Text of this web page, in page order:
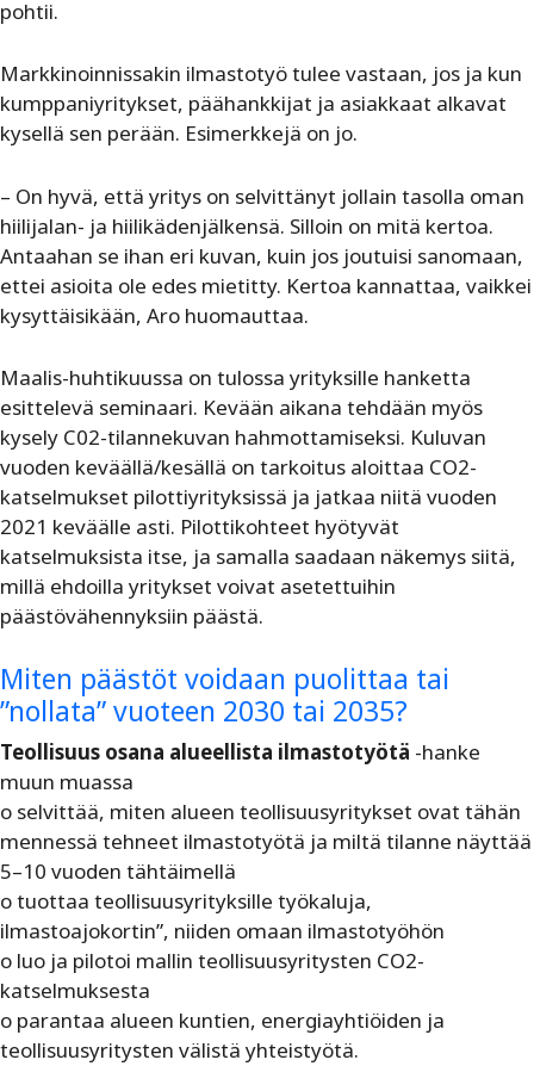
pohtii.
Markkinoinnissakin ilmastotyö tulee vastaan, jos ja kun
kumppaniyritykset, päähankkijat ja asiakkaat alkavat
kysellä sen perään. Esimerkkejä on jo.
– On hyvä, että yritys on selvittänyt jollain tasolla oman
hiilijalan- ja hiilikädenjälkensä. Silloin on mitä kertoa.
Antaahan se ihan eri kuvan, kuin jos joutuisi sanomaan,
ettei asioita ole edes mietitty. Kertoa kannattaa, vaikkei
kysyttäisikään, Aro huomauttaa.
Maalis-huhtikuussa on tulossa yrityksille hanketta
esittelevä seminaari. Kevään aikana tehdään myös
kysely C02-tilannekuvan hahmottamiseksi. Kuluvan
vuoden keväällä/kesällä on tarkoitus aloittaa CO2-
katselmukset pilottiyrityksissä ja jatkaa niitä vuoden
2021 keväälle asti. Pilottikohteet hyötyvät
katselmuksista itse, ja samalla saadaan näkemys siitä,
millä ehdoilla yritykset voivat asetettuihin
päästövähennyksiin päästä.
Miten päästöt voidaan puolittaa tai
”nollata” vuoteen 2030 tai 2035?
Teollisuus osana alueellista ilmastotyötä -hanke
muun muassa
o selvittää, miten alueen teollisuusyritykset ovat tähän
mennessä tehneet ilmastotyötä ja miltä tilanne näyttää
5–10 vuoden tähtäimellä
o tuottaa teollisuusyrityksille työkaluja,
ilmastoajokortin”, niiden omaan ilmastotyöhön
o luo ja pilotoi mallin teollisuusyritysten CO2-
katselmuksesta
o parantaa alueen kuntien, energiayhtiöiden ja
teollisuusyritysten välistä yhteistyötä.